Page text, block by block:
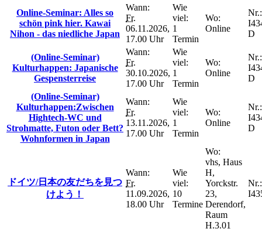
Online-Seminar: Alles so
schön pink hier. Kawai
Nihon - das niedliche Japan
Wann:
Fr.
06.11.2026,
17.00 Uhr
Wie
viel:
1
Termin
Wo:
Online
Nr.:
D
(Online-Seminar)
Kulturhappen: Japanische
Gespensterreise
Wann:
Fr.
30.10.2026,
17.00 Uhr
Wie
viel:
1
Termin
Wo:
Online
Nr.:
D
(Online-Seminar)
Kulturhappen:Zwischen
Hightech-WC und
Strohmatte, Futon oder Bett?
Wohnformen in Japan
Wann:
Fr.
13.11.2026,
17.00 Uhr
Wie
viel:
1
Termin
Wo:
Online
Nr.:
D
ドイツ/日本の友だちを見つ
けよう！
Wann:
Fr.
11.09.2026,
18.00 Uhr
Wie
viel:
10
Termine
Wo:
vhs, Haus
H,
Yorckstr.
23,
Derendorf,
Raum
H.3.01
Nr.: